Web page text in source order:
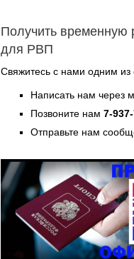
Получить временную
для РВП
Свяжитесь с нами одним
Написать нам через
Позвоните нам 7-
Отправьте нам